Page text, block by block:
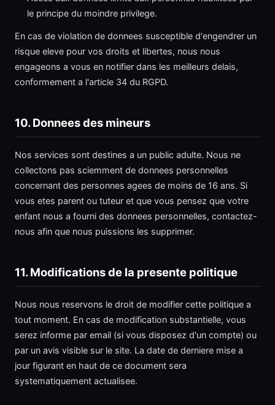
le principe du moindre privilege.
En cas de violation de donnees susceptible d'engendrer un
risque eleve pour vos droits et libertes, nous nous
engageons a vous en notifier dans les meilleurs delais,
conformement a l'article 34 du RGPD.
10. Donnees des mineurs
Nos services sont destines a un public adulte. Nous ne
collectons pas sciemment de donnees personnelles
concernant des personnes agees de moins de 16 ans. Si
vous etes parent ou tuteur et que vous pensez que votre
enfant nous a fourni des donnees personnelles, contactez-
nous afin que nous puissions les supprimer.
11. Modifications de la presente politique
Nous nous reservons le droit de modifier cette politique a
tout moment. En cas de modification substantielle, vous
serez informe par email (si vous disposez d'un compte) ou
par un avis visible sur le site. La date de derniere mise a
jour figurant en haut de ce document sera
systematiquement actualisee.